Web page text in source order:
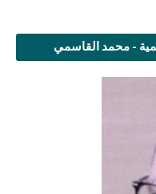
- محمد القاسمي